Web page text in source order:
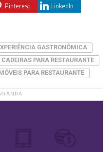
Pinterest
LinkedIn
GASTRONÔMICA
CADEIRAS PARA RESTAURANTE
PARA RESTAURANTE